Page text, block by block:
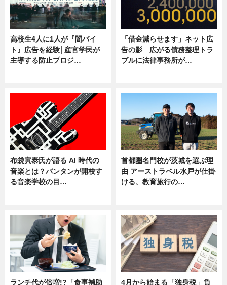
高校生4人に1人が『闇バイ
ト』広告を経験│産官学民が
主導する防止プロジ…
「借金減らせます」ネット広
告の影 広がる債務整理トラ
ブルに法律事務所が…
布袋寅泰氏が語る AI 時代の
音楽とは？バンタンが開校す
る音楽学校の目…
首都圏名門校が茨城を選ぶ理
由 アーストラベル水戸が仕掛
ける、教育旅行の…
ランチ代が倍増!?「食事補助 4月から始まる「独身税」負